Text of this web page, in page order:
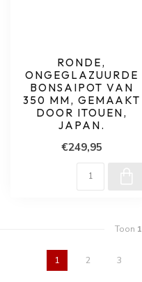
RONDE,
ONGEGLAZUURDE
BONSAIPOT VAN
350 MM, GEMAAKT
DOOR ITOUEN,
JAPAN.
€249,95
Toon 1
1 2 3